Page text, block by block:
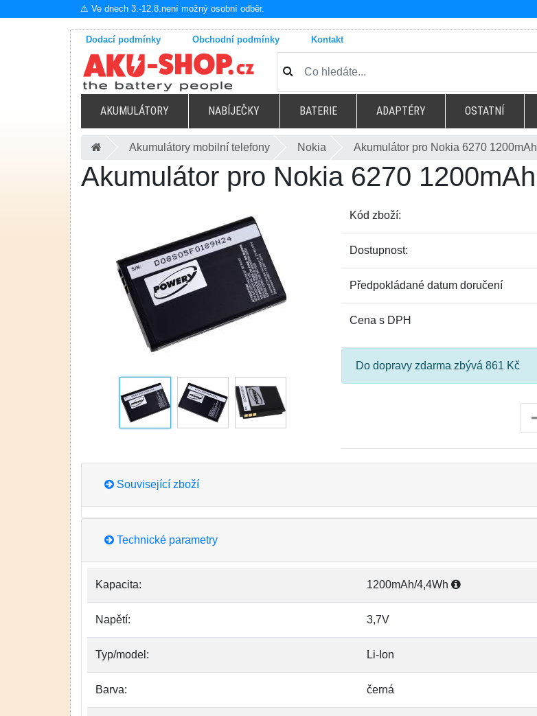
⚠️ Ve dnech 3.-12.8.není možný osobní odběr.
Dodací podmínky Obchodní podmínky Kontakt
AKUMULÁTORY NABÍJEČKY BATERIE ADAPTÉRY OSTATNÍ
Akumulátory mobilní telefony Nokia Akumulátor pro Nokia 6270 1200mAh
Akumulátor pro Nokia 6270 1200mAh
Kód zboží:
Dostupnost:
Předpokládané datum doručení
Cena s DPH
Do dopravy zdarma zbývá 861 Kč
Související zboží
Technické parametry
Kapacita: 1200mAh/4,4Wh
Napětí: 3,7V
Typ/model: Li-Ion
Barva: černá